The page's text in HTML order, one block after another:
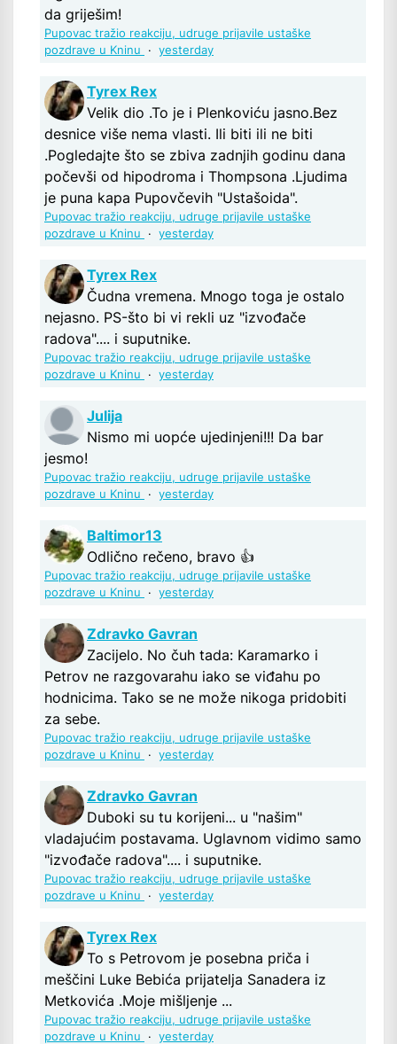
da griješim!
Pupovac tražio reakciju, udruge prijavile ustaške
pozdrave u Kninu
· yesterday
Tyrex Rex
Velik dio .To je i Plenkoviću jasno.Bez
desnice više nema vlasti. Ili biti ili ne biti
.Pogledajte što se zbiva zadnjih godinu dana
počevši od hipodroma i Thompsona .Ljudima
je puna kapa Pupovčevih "Ustašoida".
Pupovac tražio reakciju, udruge prijavile ustaške
pozdrave u Kninu
· yesterday
Tyrex Rex
Čudna vremena. Mnogo toga je ostalo
nejasno. PS-što bi vi rekli uz "izvođače
radova".... i suputnike.
Pupovac tražio reakciju, udruge prijavile ustaške
pozdrave u Kninu
· yesterday
Julija
Nismo mi uopće ujedinjeni!!! Da bar
jesmo!
Pupovac tražio reakciju, udruge prijavile ustaške
pozdrave u Kninu
· yesterday
Baltimor13
Odlično rečeno, bravo 👍
Pupovac tražio reakciju, udruge prijavile ustaške
pozdrave u Kninu
· yesterday
Zdravko Gavran
Zacijelo. No čuh tada: Karamarko i
Petrov ne razgovarahu iako se viđahu po
hodnicima. Tako se ne može nikoga pridobiti
za sebe.
Pupovac tražio reakciju, udruge prijavile ustaške
pozdrave u Kninu
· yesterday
Zdravko Gavran
Duboki su tu korijeni... u "našim"
vladajućim postavama. Uglavnom vidimo samo
"izvođače radova".... i suputnike.
Pupovac tražio reakciju, udruge prijavile ustaške
pozdrave u Kninu
· yesterday
Tyrex Rex
To s Petrovom je posebna priča i
meščini Luke Bebića prijatelja Sanadera iz
Metkovića .Moje mišljenje ...
Pupovac tražio reakciju, udruge prijavile ustaške
pozdrave u Kninu
· yesterday